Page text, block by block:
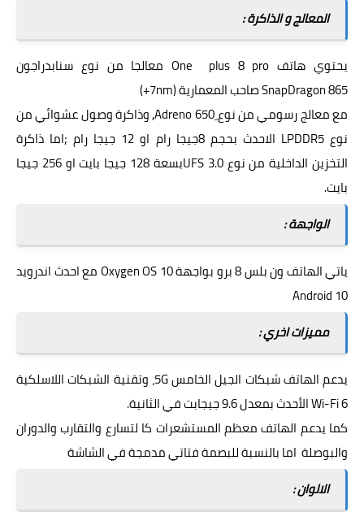
المعالج و الذاكرة :
يحتوي هاتف One plus 8 pro معالجا من نوع سنابدراجون
SnapDragon865 صاحب المعمارية (7nm+)
مع معالج رسومي من نوع ِAdreno 650, وذاكرة وصول عشوائي من
نوع LPDDR5 الاحدث بحجم 8جيجا رام او 12 جيجا رام ;اما ذاكرة
التخزين الداخلية من نوع UFS 3.0بسعة 128 جيجا بايت او 256 جيجا
بايت.
الواجهة :
ياتي الهاتف ون بلس 8 برو بواجهة Oxygen OS 10 مع احدث
اندرويد
10 Android
مميزات اخري :
يدعم الهاتف شبكات الجيل الخامس 5G ، وتقنية الشبكات اللاسلكية
Wi-Fi 6الأحدث بمعدل 9.6 جيجابت في الثانية.
كما يدعم الهاتف معظم المستشعرات كا لتسارع والتقارب والدوران
والبوصلة اما بالنسبة للبصمة فتاتي مدمجة في الشاشة
الالوان :